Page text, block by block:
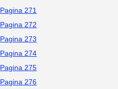
Pagina 271
Pagina 272
Pagina 273
Pagina 274
Pagina 275
Pagina 276